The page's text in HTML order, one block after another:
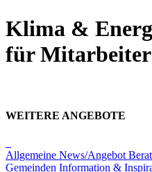
Klima &
für
WEITERE ANGEBOTE
Allgemeine News/Angebot
Gemeinden Information &